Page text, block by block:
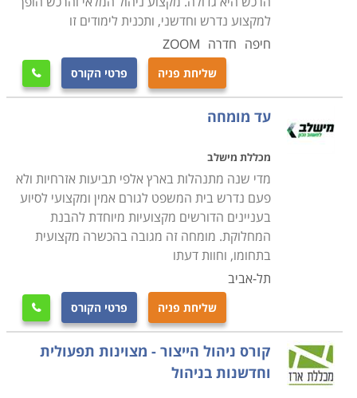
למקצוע נדרש וחדשני, ותכנית לימודים זו
חיפה חדרה ZOOM
שליחת פניה פרטי הקורס 
עד מומחה
מכללת מישלב
מדי שנה מתנהלות בארץ אלפי תביעות אזרחיות ולא
פעם נדרש בית המשפט לגורם אמין ומקצועי לסיוע
בעניינים הדורשים מקצועיות מיוחדת להבנת
המחלוקת. מומחה זה מגובה בהכשרה מקצועית
בתחומו, וחוות דעתו
תל-אביב
שליחת פניה פרטי הקורס 
קורס ניהול הייצור - מצוינות תפעולית
וחדשנות בניהול